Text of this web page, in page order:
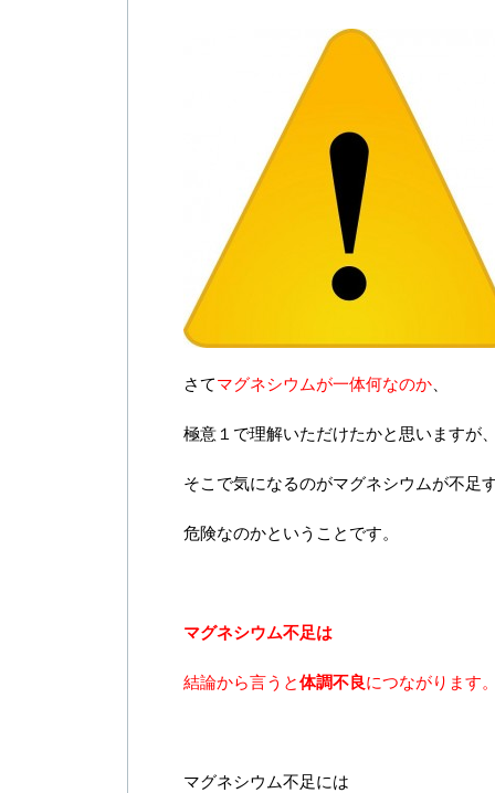
さてマグネシウムが一体何なのか
極意１で理解いただけたかと思いますが
そこで気になるのがマグネシウムが不足
危険なのかということです。
マグネシウム不足は
結論から言うと体調不良につながります
マグネシウム不足には